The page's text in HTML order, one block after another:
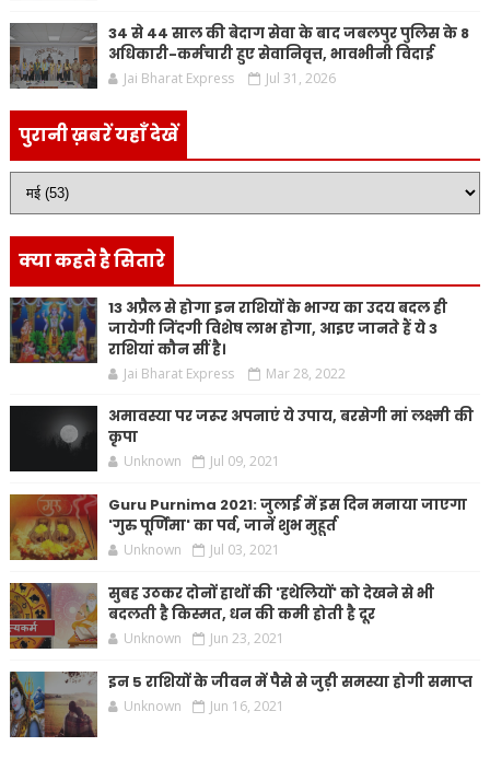
34 से 44 साल की बेदाग सेवा के बाद जबलपुर पुलिस के 8
अधिकारी-कर्मचारी हुए सेवानिवृत्त, भावभीनी विदाई
Jai Bharat Express Jul 31, 2026
पुरानी ख़बरें यहाँ देखें
क्या कहते है सितारे
13 अप्रैल से होगा इन राशियों के भाग्य का उदय बदल ही
जायेगी जिंदगी विशेष लाभ होगा, आइए जानते हैं ये 3
राशियां कौन सीं है।
Jai Bharat Express Mar 28, 2022
अमावस्या पर जरूर अपनाएं ये उपाय, बरसेगी मां लक्ष्मी की
कृपा
Unknown Jul 09, 2021
Guru Purnima 2021: जुलाई में इस दिन मनाया जाएगा
'गुरु पूर्णिमा' का पर्व, जानें शुभ मुहूर्त
Unknown Jul 03, 2021
सुबह उठकर दोनों हाथों की 'हथेलियों' को देखने से भी
बदलती है किस्मत, धन की कमी होती है दूर
Unknown Jun 23, 2021
इन 5 राशियों के जीवन में पैसे से जुड़ी समस्या होगी समाप्त
Unknown Jun 16, 2021